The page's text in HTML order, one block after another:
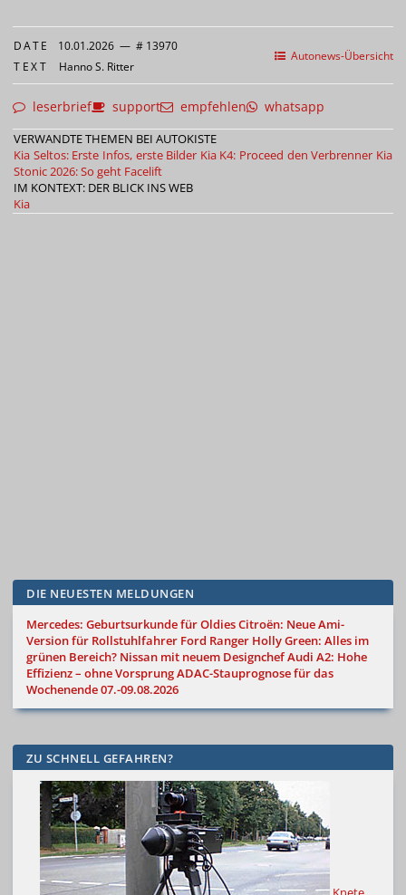
Autonews-Übersicht
DATE 10.01.2026 — # 13970
TEXT Hanno S. Ritter
leserbrief support empfehlen whatsapp
VERWANDTE THEMEN BEI AUTOKISTE
Kia Seltos: Erste Infos, erste Bilder Kia K4: Proceed den Verbrenner Kia
Stonic 2026: So geht Facelift
IM KONTEXT: DER BLICK INS WEB
Kia
DIE NEUESTEN MELDUNGEN
Mercedes: Geburtsurkunde für OldiesCitroën: Neue Ami-
Version für Rollstuhlfahrer Ford Ranger Holly Green: Alles im
grünen Bereich? Nissan mit neuem DesignchefAudi A2: Hohe
Effizienz – ohne VorsprungADAC-Stauprognose für das
Wochenende 07.-09.08.2026
ZU SCHNELL GEFAHREN?